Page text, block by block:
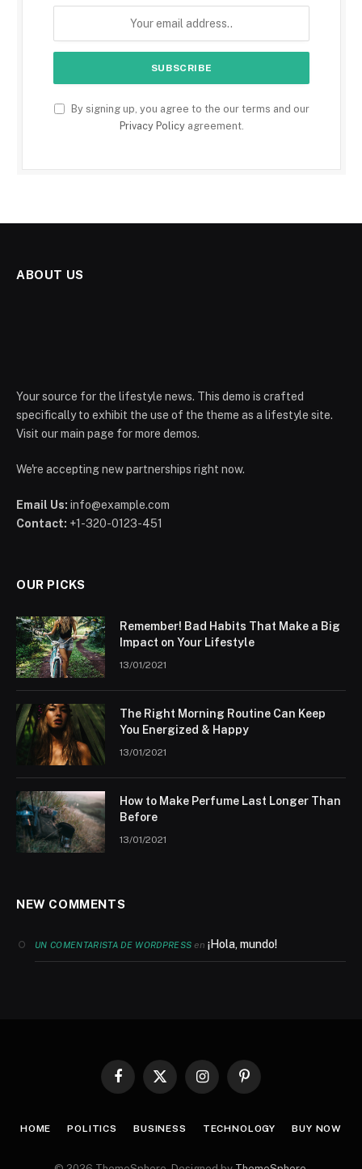
By signing up, you agree to the our terms and our
Privacy Policyagreement.
ABOUT US
Your source for the lifestyle news. This demo is crafted
specifically to exhibit the use of the theme as a lifestyle site.
Visit our main page for more demos.
We're accepting new partnerships right now.
Email Us: info@example.com
Contact: +1-320-0123-451
OUR PICKS
Remember! Bad Habits That Make a Big
Impact on Your Lifestyle
13/01/2021
The Right Morning Routine Can Keep
You Energized & Happy
13/01/2021
How to Make Perfume Last Longer Than
Before
13/01/2021
NEW COMMENTS
UN COMENTARISTA DE WORDPRESS en¡Hola, mundo!
Facebook
X
InstagramPinterest
HOME POLITICS BUSINESS TECHNOLOGY BUY NOW